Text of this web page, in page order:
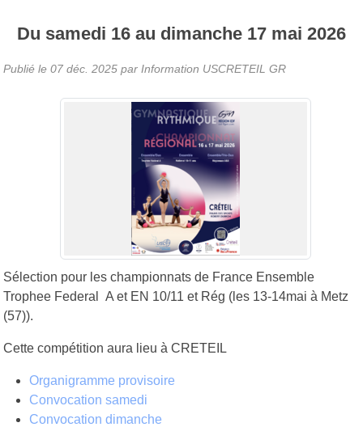
Du samedi 16 au dimanche 17 mai 2026
Publié le 07 déc. 2025 par Information USCRETEIL GR
Sélection pour les championnats de France Ensemble
Trophee Federal A et EN 10/11 et Rég (les 13-14mai à Metz
(57)).
Cette compétition aura lieu à CRETEIL
Organigramme provisoire
Convocation samedi
Convocation dimanche